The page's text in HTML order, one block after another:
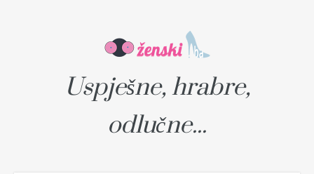
Uspješne, hrabre,
odlučne...